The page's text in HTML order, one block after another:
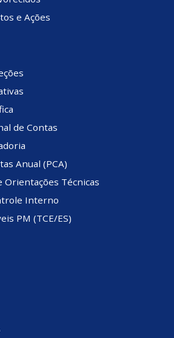
e Ações
de Contas
Anual (PCA)
Orientações Técnicas
Interno
PM (TCE/ES)